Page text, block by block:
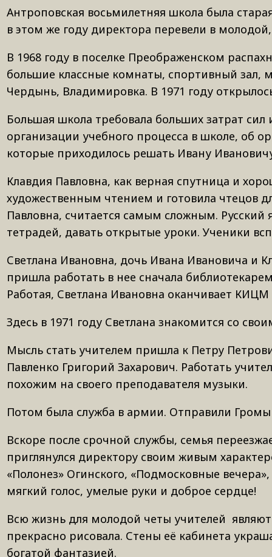
Антроповская восьмилетняя школа была
в этом же году директора перевели в
В 1968 году в поселке Преображенском
большие классные комнаты, спортивный зал,
Чердынь, Владимировка. В 1971 году
Большая школа требовала больших затрат
организации учебного процесса в школе, об
которые приходилось решать Ивану
Клавдия Павловна, как верная спутница и
художественным чтением и готовила чтецов
Павловна, считается самым сложным. Русский
тетрадей, давать открытые уроки. Ученики
Светлана Ивановна, дочь Ивана Ивановича и
пришла работать в нее сначала
Работая, Светлана Ивановна оканчивает
Здесь в 1971 году Светлана знакомится со
Мысль стать учителем пришла к Петру
Павленко Григорий Захарович. Работать
похожим на своего преподавателя музыки.
Потом была служба в армии. Отправили
Вскоре после срочной службы, семья
приглянулся директору своим живым
«Полонез» Огинского, «Подмосковные
мягкий голос, умелые руки и доброе сердце!
Всю жизнь для молодой четы учителей
прекрасно рисовала. Стены её кабинета
богатой фантазией.